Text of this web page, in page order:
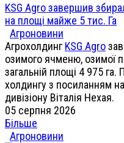
KSG Agro завершив
на площі майже 5 тис. Га
Агроновини
АгрохолдингKSG Agro
озимого ячменю, озимої
загальній площі 4 975
холдингу з посиланням
дивізіону Віталія Нехая.
05 серпня 2026
Більше
Агроновини